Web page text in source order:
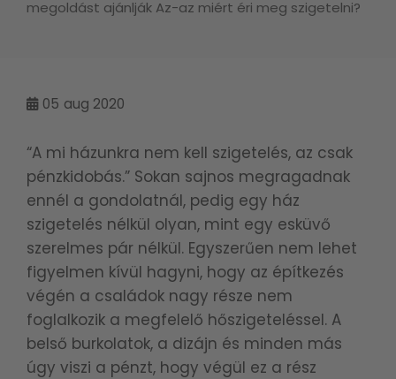
megoldást ajánlják Az-az miért éri meg szigetelni?
05 aug 2020
“A mi házunkra nem kell szigetelés, az csak
pénzkidobás.” Sokan sajnos megragadnak
ennél a gondolatnál, pedig egy ház
szigetelés nélkül olyan, mint egy esküvő
szerelmes pár nélkül. Egyszerűen nem lehet
figyelmen kívül hagyni, hogy az építkezés
végén a családok nagy része nem
foglalkozik a megfelelő hőszigeteléssel. A
belső burkolatok, a dizájn és minden más
úgy viszi a pénzt, hogy végül ez a rész